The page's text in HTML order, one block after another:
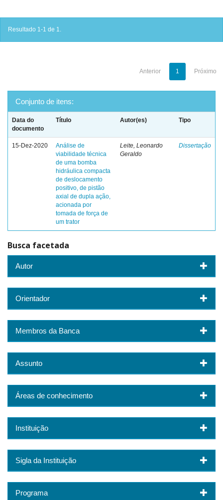
Resultado 1-1 de 1.
Anterior 1 Próximo
Conjunto de itens:
Data do
documento
Título Autor(es) Tipo
15-Dez-2020
Análise de
viabilidade técnica
de uma bomba
hidráulica compacta
de deslocamento
positivo, de pistão
axial de dupla ação,
acionada por
tomada de força de
um trator
Leite, Leonardo
Geraldo
Dissertação
Busca facetada
Autor
Orientador
Membros da Banca
Assunto
Áreas de conhecimento
Instituição
Sigla da Instituição
Programa